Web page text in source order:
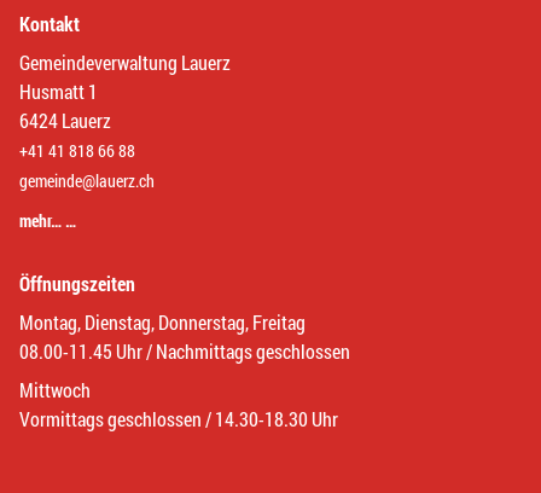
Kontakt
Gemeindeverwaltung Lauerz
Husmatt 1
6424 Lauerz
+41 41 818 66 88
gemeinde@lauerz.ch
mehr… …
Öffnungszeiten
Montag, Dienstag, Donnerstag, Freitag
08.00-11.45 Uhr / Nachmittags geschlossen
Mittwoch
Vormittags geschlossen / 14.30-18.30 Uhr